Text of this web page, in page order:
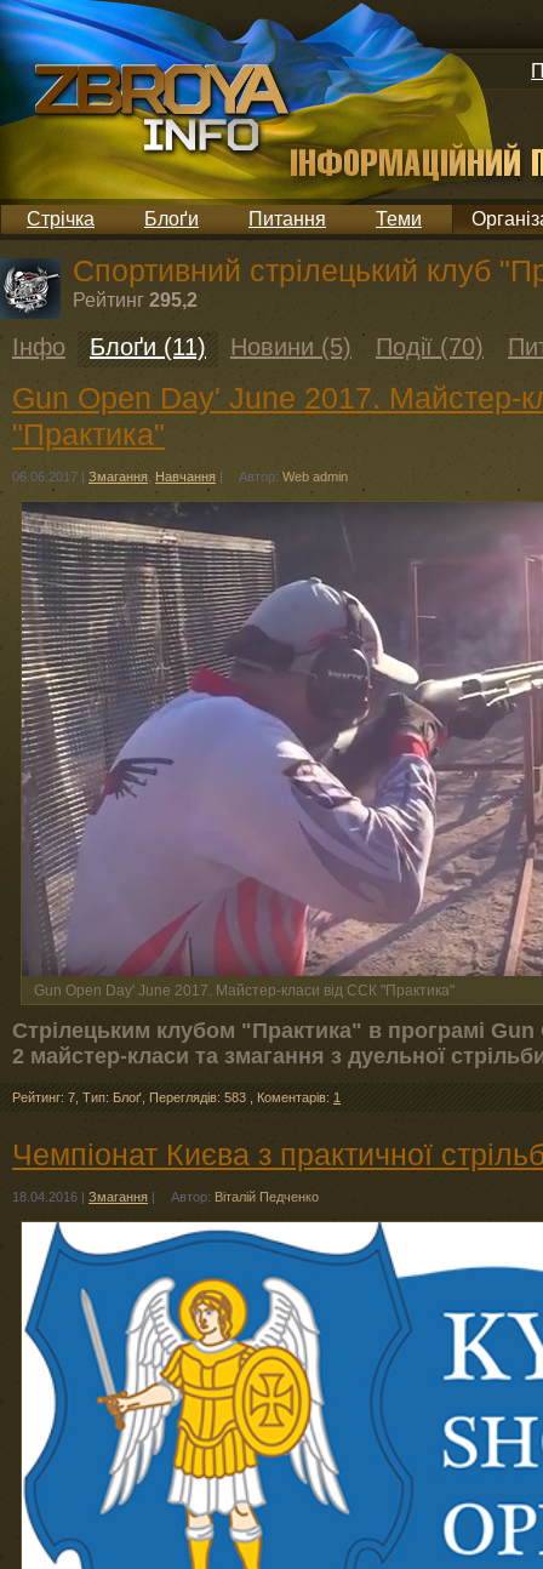
Стрічка Блоґи Питання Теми
Спортивний стрілецький клуб
Рейтинг 295,2
Інфо Блоґи (11) Новини (5) Події (70)
Gun Open Day' June 2017. Майстер-
"Практика"
06.06.2017 | Змагання Навчання | Автор: Web admin
Gun Open Day' June 2017. Майстер-класи від ССК "Практика"
Стрілецьким клубом "Практика" в програмі
2 майстер-класи та змагання з дуельної
Рейтинг: 7 Тип: Блоґ Переглядів: 583 Коментарів: 1
Чемпіонат Києва з практичної
18.04.2016 | Змагання | Автор: Віталій Педченко